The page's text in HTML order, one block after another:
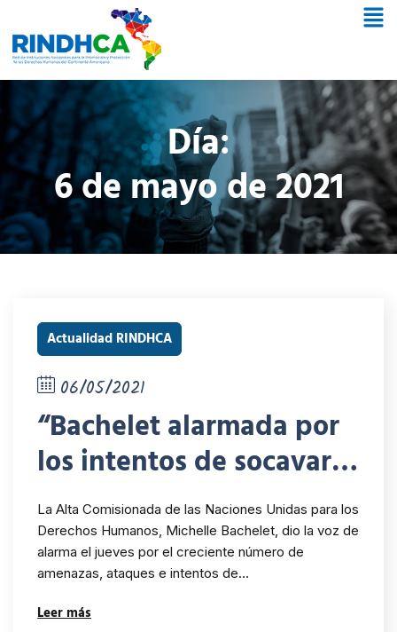
Día:
6 de mayo de 2021
Actualidad RINDHCA
06/05/2021
“Bachelet alarmada por
los intentos de socavar
las instituciones
nacionales de derechos
humanos en América
Latina y el Caribe”
La Alta Comisionada de las Naciones Unidas para los
Derechos Humanos, Michelle Bachelet, dio la voz de
alarma el jueves por el creciente número de
amenazas, ataques e intentos de…
Leer más